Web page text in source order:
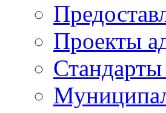
Проекты